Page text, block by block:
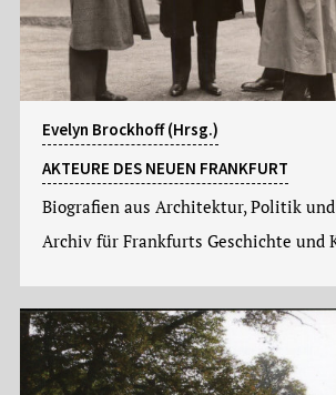
Evelyn Brockhoff (Hrsg.)
AKTEURE DES NEUEN FRANKFURT
Biografien aus Architektur, Politik
Archiv für Frankfurts Geschichte und